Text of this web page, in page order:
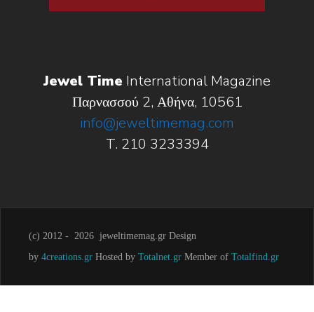
Jewel Time International Magazine
Παρνασσού 2, Αθήνα, 10561
info@jeweltimemag.com
T. 210 3233394
(c) 2012 - 2026 jeweltimemag.gr Design
by 4creations.gr Hosted by Totalnet.gr Member of Totalfind.gr